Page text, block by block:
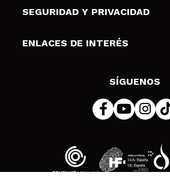
Tarjetas de Regalo
Envíos y devoluciones
Formas de pago
SEGURIDAD Y PRIVACIDAD
Terminos y condiciones de uso
Política de cookies
ENLACES DE INTERÉS
SÍGUENOS